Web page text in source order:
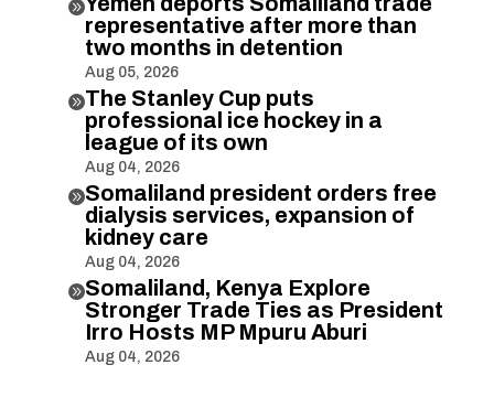

representative after more than
two months in detention
Aug 05, 2026
The Stanley Cup puts
professional ice hockey in a
league of its own
Aug 04, 2026
Somaliland president orders free
dialysis services, expansion of
kidney care
Aug 04, 2026
Somaliland, Kenya Explore
Stronger Trade Ties as President
Irro Hosts MP Mpuru Aburi
Aug 04, 2026